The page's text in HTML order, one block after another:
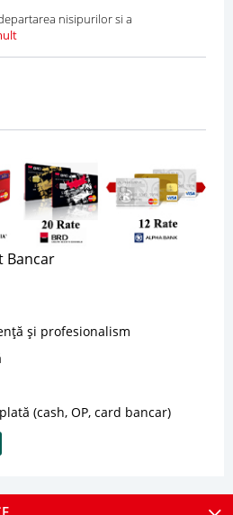
nisipurilor si a
Bancar
și profesionalism
(cash, OP, card bancar)